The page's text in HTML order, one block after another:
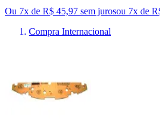
Ou 7x de R$ 45,97 sem jurosou 7x de
Compra Internacional